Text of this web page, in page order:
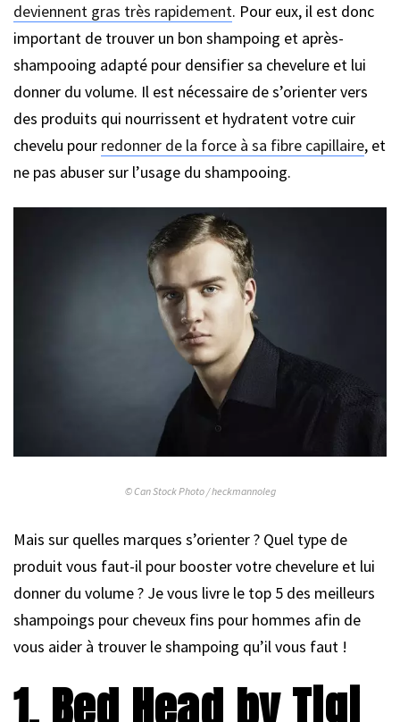
deviennent gras très rapidement. Pour eux, il est donc
important de trouver un bon shampoing et après-
shampooing adapté pour densifier sa chevelure et lui
donner du volume. Il est nécessaire de s’orienter vers
des produits qui nourrissent et hydratent votre cuir
chevelu pour redonner de la force à sa fibre capillaire, et
ne pas abuser sur l’usage du shampooing.
© Can Stock Photo / heckmannoleg
Mais sur quelles marques s’orienter ? Quel type de
produit vous faut-il pour booster votre chevelure et lui
donner du volume ? Je vous livre le top 5 des meilleurs
shampoings pour cheveux fins pour hommes afin de
vous aider à trouver le shampoing qu’il vous faut !
1. Bed Head by Tigi